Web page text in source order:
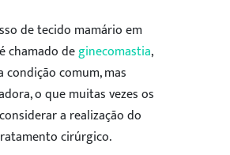
de tecido mamário em
chamado deginecomastia,
condição comum, mas
o que muitas vezes os
a realização do
cirúrgico.